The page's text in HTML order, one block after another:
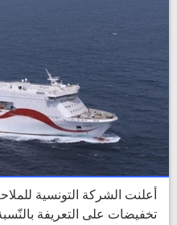
أعلنت الشركة التونسية
تخفيضات على التعريفة